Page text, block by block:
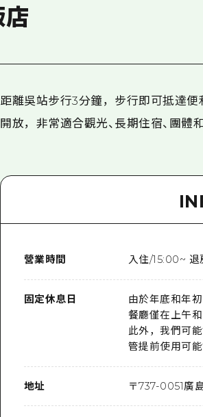
距離吳站步行3分鐘，步行即可抵達便
開放，非常適合觀光、長期住宿、團體
營業時間 入住/15:00~
固定休息日
由於年底和年
餐廳僅在上午和
此外，我們可
管提前使用可
地址 〒737-0051廣